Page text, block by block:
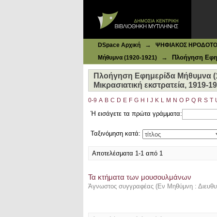
DSpace Αρχική → ΨΗΦΙΑΚΟΣ ΗΡΟΔΟΤΟΣ:
Μήθυμνα (1920-1921)
→ Πλοήγηση
Πλοήγηση Εφημερίδα Μήθυμνα
Μικρασιατική εκστρατεία, 1919-
0-9 A B C D E F G H J K L M N O P Q R S T
Ή εισάγετε τα πρώτα γράμματα:
Ταξινόμηση κατά:
Αποτελέσματα 1-1 από 1
Τα κτήματα των μουσουλμάνων
Άγνωστος συγγραφέας (Εν Μηθύμνη :